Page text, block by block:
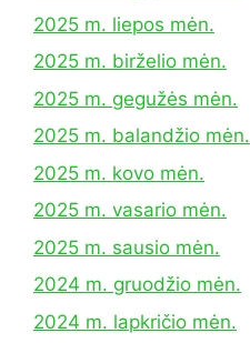
2025 m. liepos mėn.
2025 m. birželio mėn.
2025 m. gegužės mėn.
2025 m. balandžio mėn.
2025 m. kovo mėn.
2025 m. vasario mėn.
2025 m. sausio mėn.
2024 m. gruodžio mėn.
2024 m. lapkričio mėn.